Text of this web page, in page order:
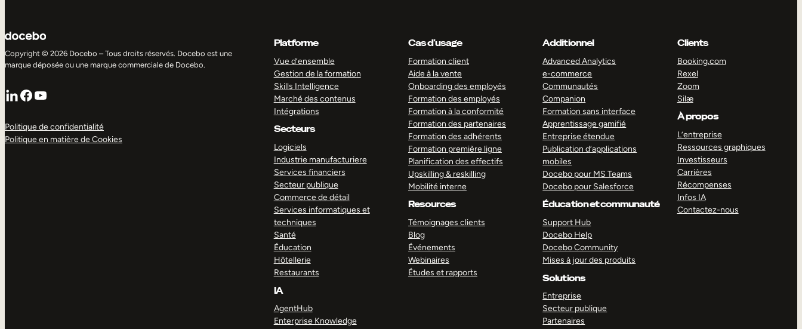
Copyright © 2026 Docebo – Tous droits réservés. Docebo est une
marque déposée ou une marque commerciale de Docebo.
LinkedIn
Facebook
YouTube
Politique de confidentialité
Politique en matière de Cookies
Platforme
Vue d’ensemble
Gestion de la formation
Skills Intelligence
Marché des contenus
Intégrations
Secteurs
Logiciels
Industrie manufacturiere
Services financiers
Secteur publique
Commerce de détail
Services informatiques et
techniques
Santé
Éducation
Hôtellerie
Restaurants
IA
AgentHub
Enterprise Knowledge
Cas d’usage
Formation client
Aide à la vente
Onboarding des employés
Formation des employés
Formation à la conformité
Formation des partenaires
Formation des adhérents
Formation première ligne
Planification des effectifs
Upskilling & reskilling
Mobilité interne
Resources
Témoignages clients
Blog
Événements
Webinaires
Études et rapports
Additionnel
Advanced Analytics
e-commerce
Communautés
Companion
Formation sans interface
Apprentissage gamifié
Entreprise étendue
Publication d’applications
mobiles
Docebo pour MS Teams
Docebo pour Salesforce
Éducation et communauté
Support Hub
Docebo Help
Docebo Community
Mises à jour des produits
Solutions
Entreprise
Secteur publique
Partenaires
Clients
Booking.com
Rexel
Zoom
Silæ
À propos
L’entreprise
Ressources graphiques
Investisseurs
Carrières
Récompenses
Infos IA
Contactez-nous